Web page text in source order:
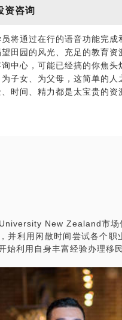
以得到第一手全方位的移民资
本人毕业于新西兰当地名
情、法规政策、各校师资
个人情况的建议。
问题：
资咨询
将通过在行的语音功能完成
田园的风光、充足的教育资
中心，可能已经搞的你焦
子女、为父母，这简单的人
时间、精力都是太宝贵的资
作经历，又从事移民咨询
的是美洲、欧洲、澳洲业务
于本人毕业于新西兰当地名
情、法规政策、各校师资
个人情况的建议。
需要办理什么手续？比如如
合理避税？
到身份？
New Zealand市场
并利用闲散时间尝试各个职
始利用自身丰富经验办理移